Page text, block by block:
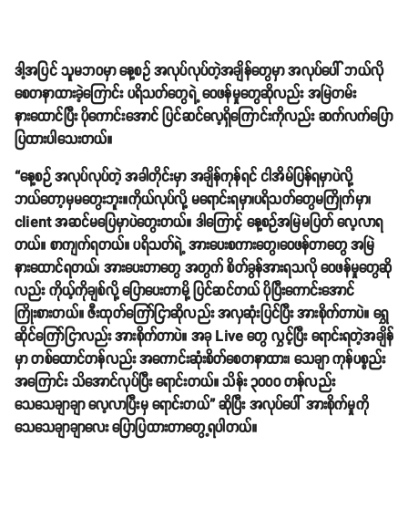
ဒါ့အပြင် သူမဘဝမှာ နေ့စဥ် အလုပ်လုပ်တဲ့အချိန်တွေမှာ အလုပ်ပေါ် ဘယ်လို
စေတနာထားခဲ့ကြောင်း ပရိသတ်တွေရဲ့ ဝေဖန်မှုတွေဆိုလည်း အမြဲတမ်း
နားထောင်ပြီး ပိုကောင်းအောင် ပြင်ဆင်လေ့ရှိကြောင်းကိုလည်း ဆက်လက်ပြော
ပြထားပါသေးတယ်။
“နေ့စဉ် အလုပ်လုပ်တဲ့ အခါတိုင်းမှာ အချိန်ကုန်ရင် ငါအိမ်ပြန်ရမှာပဲလို့
ဘယ်တော့မှမတွေးဘူး။ကိုယ်လုပ်လို့ မရောင်းရမှာ၊ပရိသတ်တွေမကြိုက်မှာ၊
client အဆင်မပြေမှာပဲတွေးတယ်။ ဒါကြောင့် နေ့စဉ်အမြဲမပြတ် လေ့လာရ
တယ်။ စာကျက်ရတယ်။ ပရိသတ်ရဲ့ အားပေးစကားတွေ၊ဝေဖန်တာတွေ အမြဲ
နားထောင်ရတယ်၊ အားပေးတာတွေ အတွက် စိတ်ခွန်အားရသလို ဝေဖန်မှုတွေဆို
လည်း ကိုယ့်ကိုချစ်လို့ ပြောပေးတာမို့ ပြင်ဆင်တယ် ပိုပြီးကောင်းအောင်
ကြိုးစားတယ်။ ဇီးထုတ်ကြော်ငြာဆိုလည်း အလှဆုံးပြင်ပြီး အားစိုက်တာပဲ။ ရွှေ
ဆိုင်ကြော်ငြာလည်း အားစိုက်တာပဲ။ အခု Live တွေ လွှင့်ပြီး ရောင်းရတဲ့အချိန်
မှာ တစ်ထောင်တန်လည်း အကောင်းဆုံးစိတ်စေတနာထား၊ သေချာ ကုန်ပစ္စည်း
အကြောင်း သိအောင်လုပ်ပြီး ရောင်းတယ်။ သိန်း ၃၀၀၀ တန်လည်း
သေသေချာချာ လေ့လာပြီးမှ ရောင်းတယ်” ဆိုပြီး အလုပ်ပေါ် အားစိုက်မှုကို
သေသေချာချာလေး ပြောပြထားတာတွေ့ရပါတယ်။